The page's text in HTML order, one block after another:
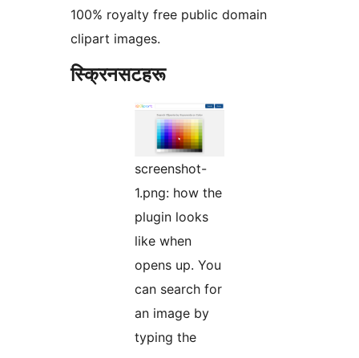
100% royalty free public domain
clipart images.
स्क्रिनसटहरू
screenshot-
1.png: how the
plugin looks
like when
opens up. You
can search for
an image by
typing the